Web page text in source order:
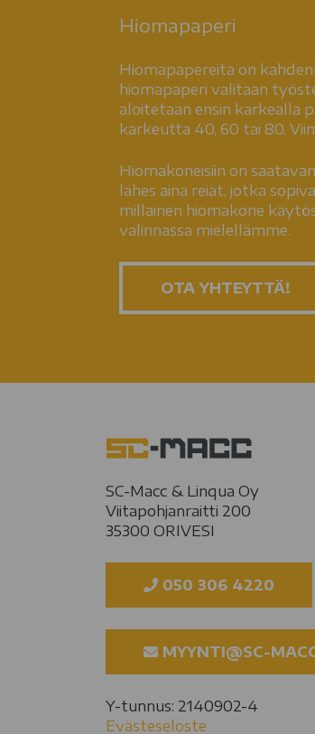
Hiomapaperi
Hiomapapereita on
hiomapaperi valitaan
aloitetaan ensin karkealla
karkeutta 40, 60 tai 80.
Hiomakoneisiin on
lähes aina reiät, jotka
millainen hiomakone
valinnassa mielellämme.
OTA YHTEYTTÄ!
SC-Macc & Linqua Oy
Viitapohjanraitti 200
35300 ORIVESI
050 306 4220
MYYNTI@SC-
Y-tunnus: 2140902-4
Evästeseloste